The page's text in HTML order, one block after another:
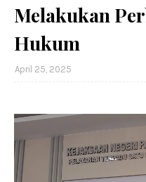
Melakukan
Hukum
April 25, 2025